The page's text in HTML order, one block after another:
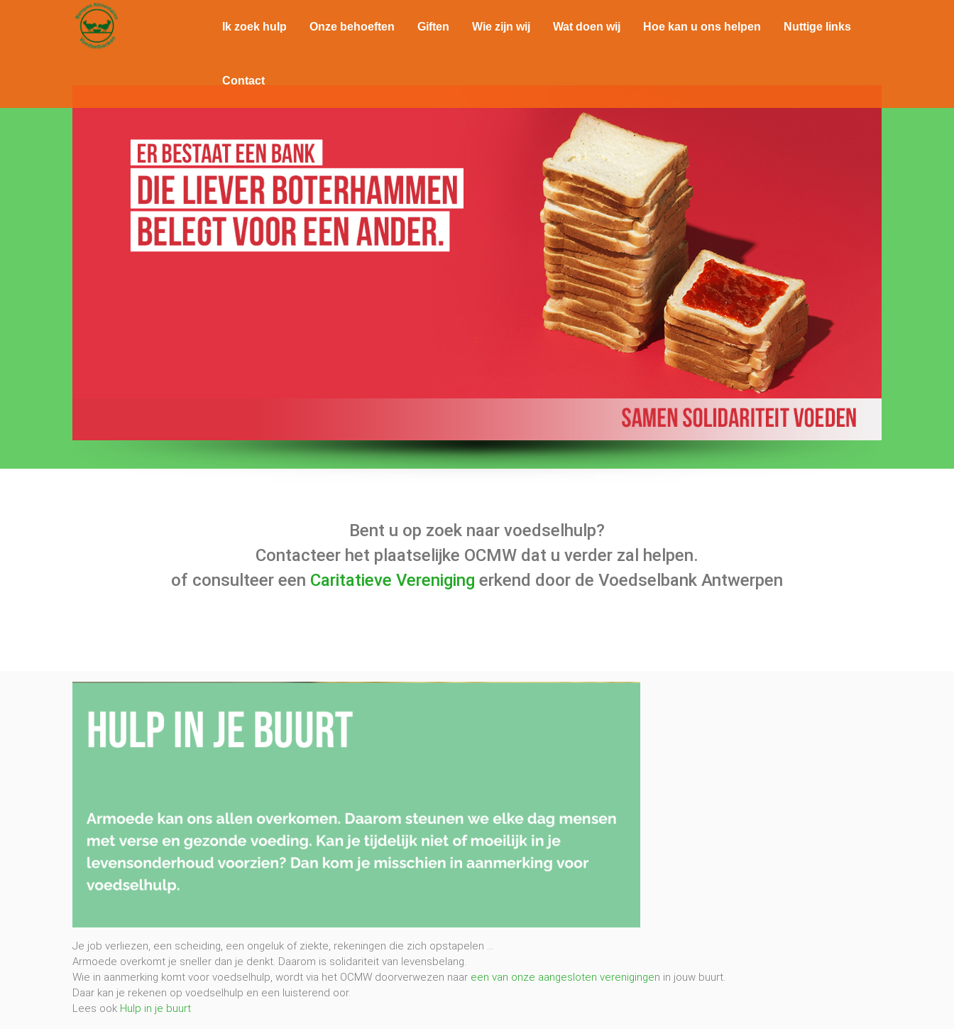
Ik zoek hulp Onze behoeften Giften Wie zijn wij Wat doen wij Hoe kan u ons helpen Nuttige links
Contact
Bent u op zoek naar voedselhulp?
Contacteer het plaatselijke OCMW dat u verder zal helpen.
of consulteer een Caritatieve Vereniging erkend door de Voedselbank Antwerpen
Je job verliezen, een scheiding, een ongeluk of ziekte, rekeningen die zich opstapelen …
Armoede overkomt je sneller dan je denkt. Daarom is solidariteit van levensbelang.
Wie in aanmerking komt voor voedselhulp, wordt via het OCMW doorverwezen naar een van onze aangesloten verenigingen in jouw buurt.
Daar kan je rekenen op voedselhulp en een luisterend oor.
Lees ook Hulp in je buurt